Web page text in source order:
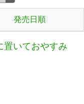
発売日順
置いておやすみ